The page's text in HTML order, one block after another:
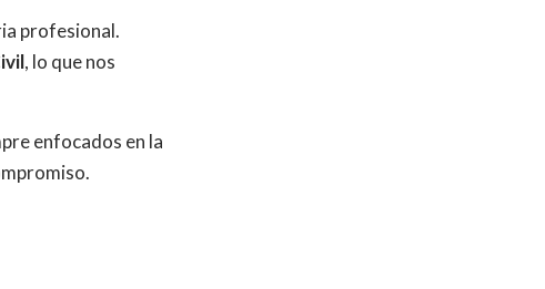
profesional.
, lo que nos
enfocados en la